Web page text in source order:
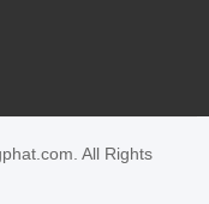
All Rights